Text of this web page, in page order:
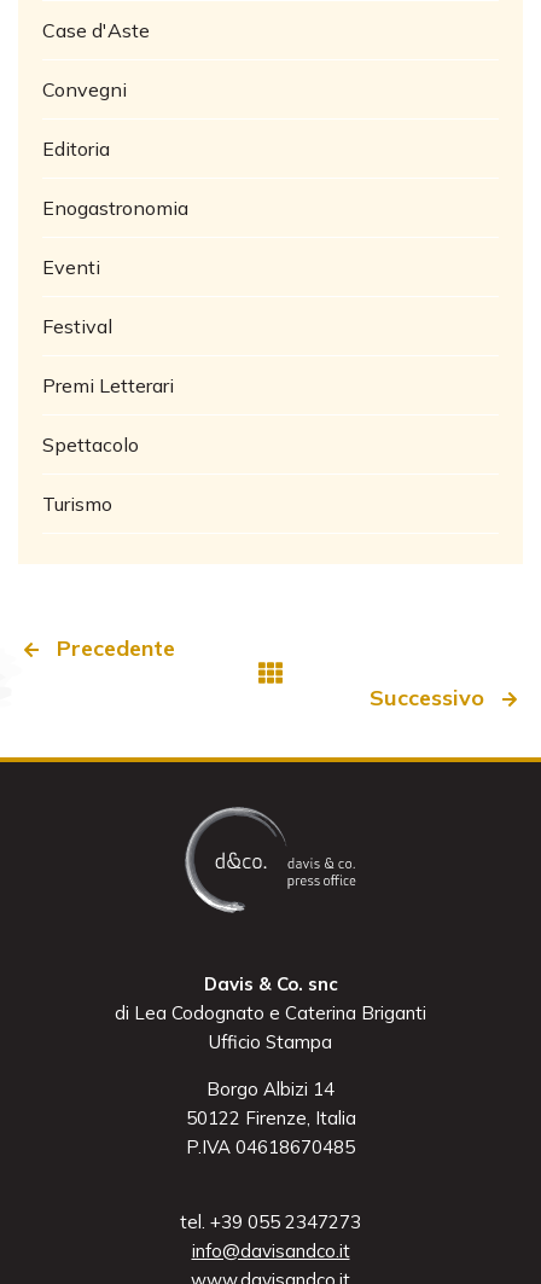
Case d'Aste
Convegni
Editoria
Enogastronomia
Eventi
Festival
Premi Letterari
Spettacolo
Turismo
Precedente
Successivo
Davis & Co. snc
di Lea Codognato e Caterina Briganti
Ufficio Stampa
Borgo Albizi 14
50122 Firenze, Italia
P.IVA 04618670485
tel. +39 055 2347273
info@davisandco.it
www.davisandco.it